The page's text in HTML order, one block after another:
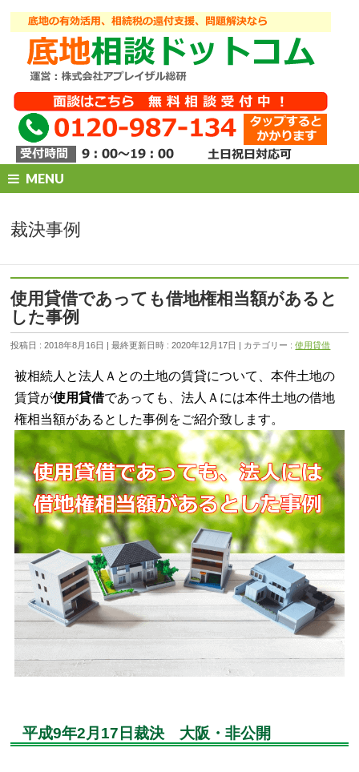
MENU
裁決事例
使用貸借であっても借地権相当額があると
した事例
投稿日 : 2018年8月16日 最終更新日時 : 2020年12月17日 カテゴリー :使用貸借
被相続人と法人Ａとの土地の賃貸について、本件土地の
賃貸が使用貸借であっても、法人Ａには本件土地の借地
権相当額があるとした事例をご紹介致します。
平成9年2月17日裁決 大阪・非公開